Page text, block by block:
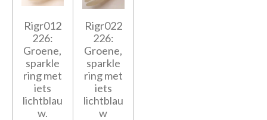
Rigr012
226:
Groene,
sparkle
ring met
iets
lichtblau
w.
Rigr022
226:
Groene,
sparkle
ring met
iets
lichtblau
w